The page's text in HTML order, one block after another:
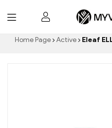
Home Page Active Eleaf ELLO